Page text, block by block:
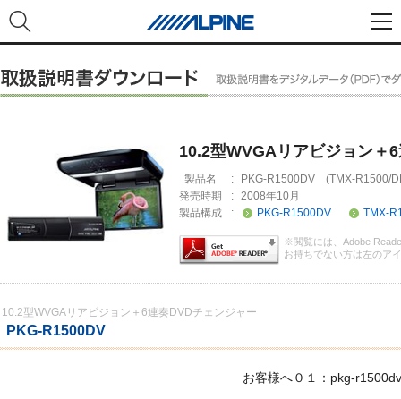
10.2型WVGAリアビジョン＋
製品名 :
PKG-R1500DV (TMX-R1500/
発売時期
: 2008年10月
製品構成
: PKG-R1500DV TMX-
※閲覧には、Adobe
お持ちでない方は左のア
10.2型WVGAリアビジョン＋6連奏DVDチェンジャー
PKG-R1500DV
お客様へ０１：pkg-